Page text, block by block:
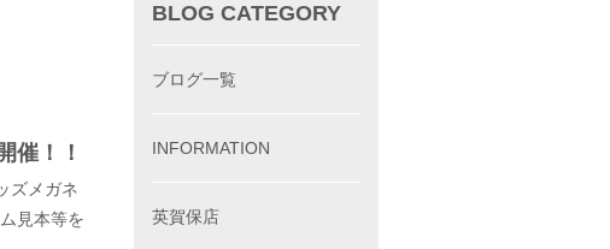
催！！
ズメガネ
見本等を
BLOG CATEGORY
ブログ一覧
INFORMATION
英賀保店